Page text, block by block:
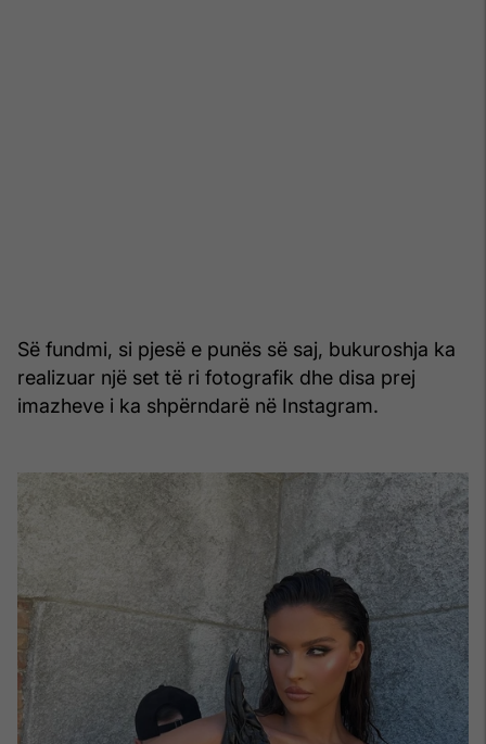
Së fundmi, si pjesë e punës së saj, bukuroshja ka
realizuar një set të ri fotografik dhe disa prej
imazheve i ka shpërndarë në Instagram.